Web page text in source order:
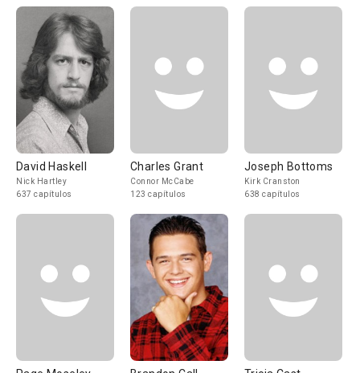
David Haskell
Nick Hartley
637 capítulos
Charles Grant
Connor McCabe
123 capítulos
Joseph Bottoms
Kirk Cranston
638 capítulos